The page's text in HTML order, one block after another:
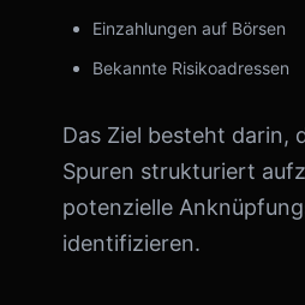
Einzahlungen auf Börsen
Bekannte Risikoadressen
Das Ziel besteht darin,
Spuren strukturiert
potenzielle
identifizieren.